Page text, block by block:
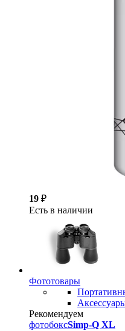
19 ₽
Есть в наличии
Фототовары
Рекомендуем
фотобоксSimp-Q XL